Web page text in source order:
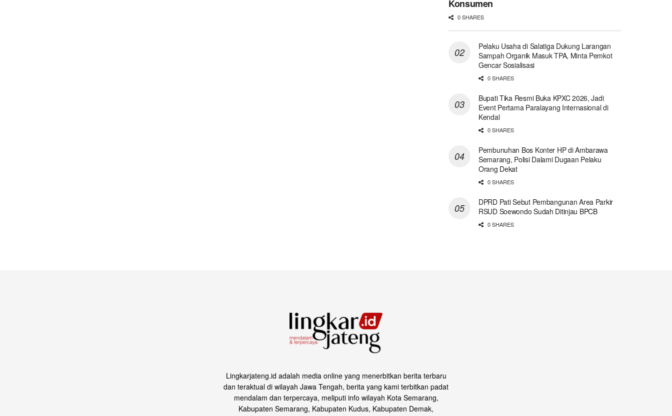
Konsumen
0 SHARES
Pelaku Usaha di Salatiga Dukung Larangan
Sampah Organik Masuk TPA, Minta Pemkot
Gencar Sosialisasi
0 SHARES
Bupati Tika Resmi Buka KPXC 2026, Jadi
Event Pertama Paralayang Internasional di
Kendal
0 SHARES
Pembunuhan Bos Konter HP di Ambarawa
Semarang, Polisi Dalami Dugaan Pelaku
Orang Dekat
0 SHARES
DPRD Pati Sebut Pembangunan Area Parkir
RSUD Soewondo Sudah Ditinjau BPCB
0 SHARES
Lingkarjateng.id adalah media online yang menerbitkan berita terbaru
dan teraktual di wilayah Jawa Tengah, berita yang kami terbitkan padat
mendalam dan terpercaya, meliputi info wilayah Kota Semarang,
Kabupaten Semarang, Kabupaten Kudus, Kabupaten Demak,